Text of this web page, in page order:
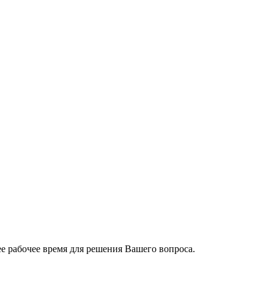
время для решения Вашего вопроса.